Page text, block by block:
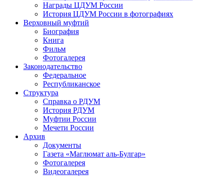
Награды ЦДУМ России
История ЦДУМ России в фотографиях
Верховный муфтий
Биография
Книга
Фильм
Фотогалерея
Законодательство
Федеральное
Республиканское
Структура
Справка о РДУМ
История РДУМ
Муфтии России
Мечети России
Архив
Документы
Газета «Маглюмат аль-Булгар»
Фотогалерея
Видеогалерея